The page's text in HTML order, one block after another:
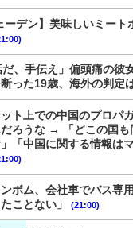
ーデン】美味しいミート
だ、手伝え」偏頭痛の彼
った19歳、海外の判定
ット上での中国のプロパ
ろうな → 「どこの国も
「中国に関する情報は
ボム、会社車でバス専
ことない」
(21:00)